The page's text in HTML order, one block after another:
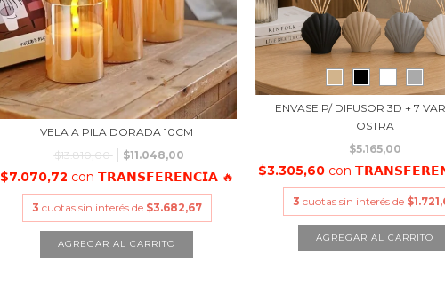
VELA A PILA DORADA 10CM
$13.810,00
$11.048,00
$7.070,72 con 𝗧𝗥𝗔𝗡𝗦𝗙𝗘𝗥𝗘𝗡𝗖𝗜𝗔 🔥
3 cuotas sin interés de $3.682,67
ENVASE P/ DIFUSOR 3D + 7
OSTRA
$5.165,00
$3.305,60 con
3 cuotas sin interés de
AGREGAR AL CARRITO